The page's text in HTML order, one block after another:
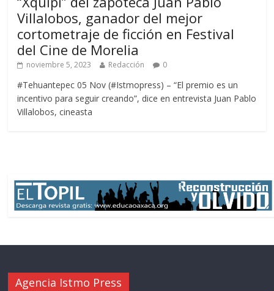
Villalobos, ganador del mejor
cortometraje de ficción en Festival
del Cine de Morelia
noviembre 5, 2023 Redacción 0
#Tehuantepec 05 Nov (#Istmopress) – “El premio es un
incentivo para seguir creando”, dice en entrevista Juan Pablo
Villalobos, cineasta
Agencia Istmo Press